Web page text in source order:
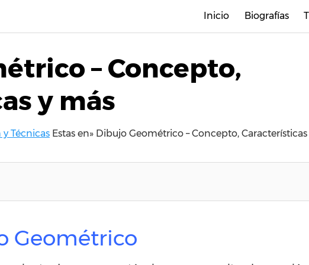
Inicio Biografías
– Concepto,
y más
Técnicas Estas en» Dibujo Geométrico – Concepto, Características
Geométrico